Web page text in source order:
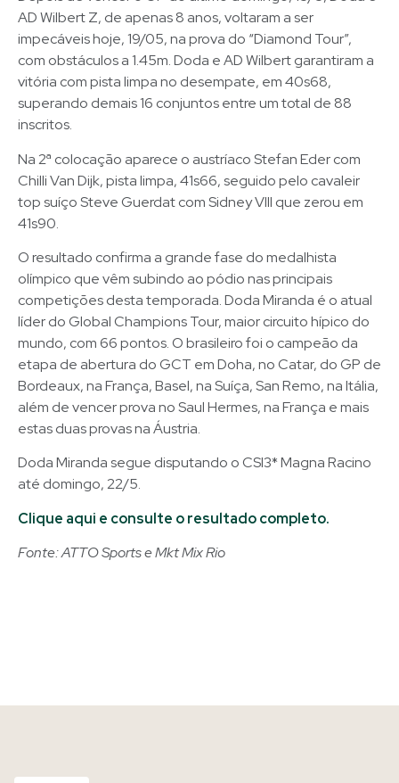
AD Wilbert Z, de apenas 8 anos, voltaram a ser
impecáveis hoje, 19/05, na prova do “Diamond Tour”,
com obstáculos a 1.45m. Doda e AD Wilbert garantiram a
vitória com pista limpa no desempate, em 40s68,
superando demais 16 conjuntos entre um total de 88
inscritos.
Na 2ª colocação aparece o austríaco Stefan Eder com
Chilli Van Dijk, pista limpa, 41s66, seguido pelo cavaleir
top suíço Steve Guerdat com Sidney VIII que zerou em
41s90.
O resultado confirma a grande fase do medalhista
olímpico que vêm subindo ao pódio nas principais
competições desta temporada. Doda Miranda é o atual
líder do Global Champions Tour, maior circuito hípico do
mundo, com 66 pontos. O brasileiro foi o campeão da
etapa de abertura do GCT em Doha, no Catar, do GP de
Bordeaux, na França, Basel, na Suíça, San Remo, na Itália,
além de vencer prova no Saul Hermes, na França e mais
estas duas provas na Áustria.
Doda Miranda segue disputando o CSI3* Magna Racino
até domingo, 22/5.
Clique aqui e consulte o resultado completo.
Fonte: ATTO Sports e Mkt Mix Rio